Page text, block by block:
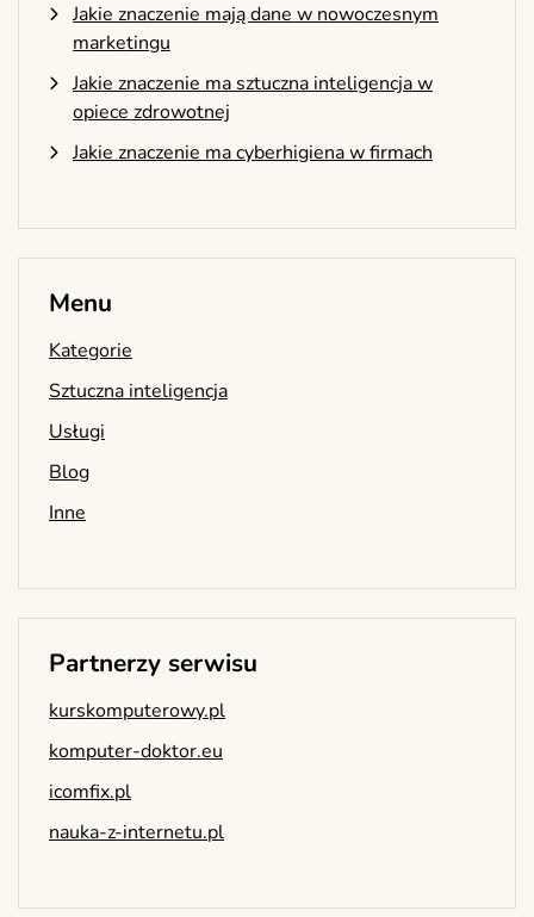
Jakie znaczenie mają dane w nowoczesnym
marketingu
Jakie znaczenie ma sztuczna inteligencja w
opiece zdrowotnej
Jakie znaczenie ma cyberhigiena w firmach
Menu
Kategorie
Sztuczna inteligencja
Usługi
Blog
Inne
Partnerzy serwisu
kurskomputerowy.pl
komputer-doktor.eu
icomfix.pl
nauka-z-internetu.pl